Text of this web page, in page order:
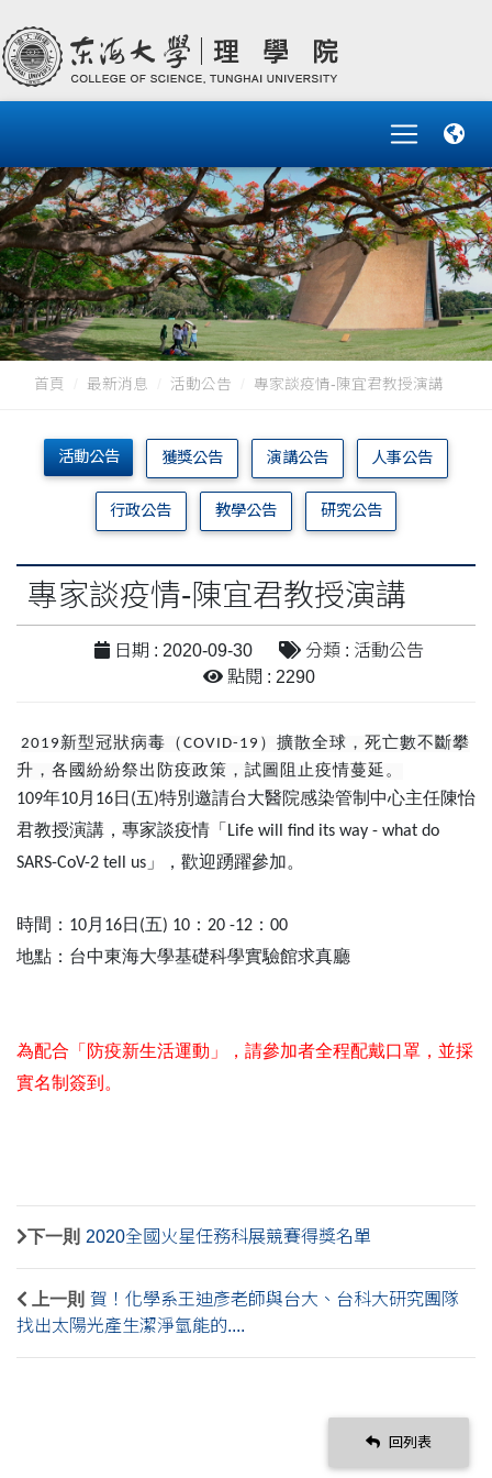
首頁 最新消息 活動公告 專家談疫情-陳宜君教授演講
活動公告 獲獎公告 演講公告 人事公告
行政公告 教學公告 研究公告
專家談疫情-陳宜君教授演講
日期 : 2020-09-30
分類 : 活動公告
點閱 : 2290
2019新型冠狀病毒（COVID-19）擴散全球，死亡數不斷攀
升，各國紛紛祭出防疫政策，試圖阻止疫情蔓延。
109年10月16日(五)特別邀請台大醫院感染管制中心主任陳怡
君教授演講，專家談疫情 「 Life will find its way - what do
SARS-CoV-2 tell us 」 ，歡迎踴躍參加。
時間： 10月 16日 (五) 10 ： 20 -12 ： 00
地點：台中東海大學基礎科學實驗館求真廳
為配合「防疫新生活運動」，請參加者全程配戴口罩，並採
實名制簽到。
下一則 2020全國火星任務科展競賽得獎名單
上一則 賀！化學系王迪彥老師與台大、台科大研究團隊
找出太陽光產生潔淨氫能的....
回列表